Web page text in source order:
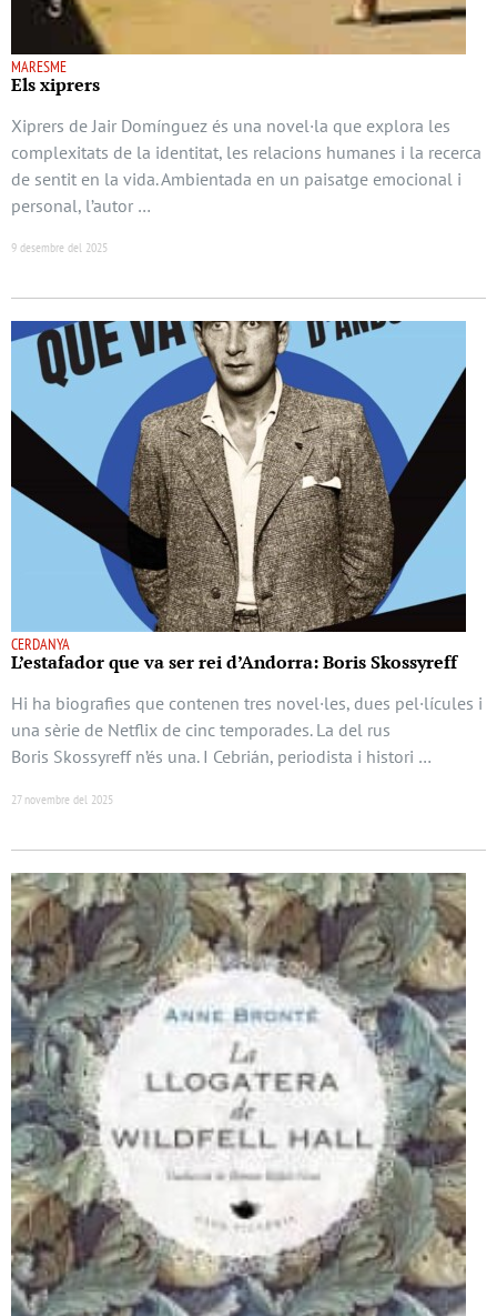
MARESME
Els xiprers
Xiprers de Jair Domínguez és una novel·la que explora les
complexitats de la identitat, les relacions humanes i la recerca
de sentit en la vida. Ambientada en un paisatge emocional i
personal, l’autor …
9 desembre del 2025
CERDANYA
L’estafador que va ser rei d’Andorra: Boris Skossyreff
Hi ha biografies que contenen tres novel·les, dues pel·lícules i
una sèrie de Netflix de cinc temporades. La del rus
Boris Skossyreff n’és una. I Cebrián, periodista i histori …
27 novembre del 2025